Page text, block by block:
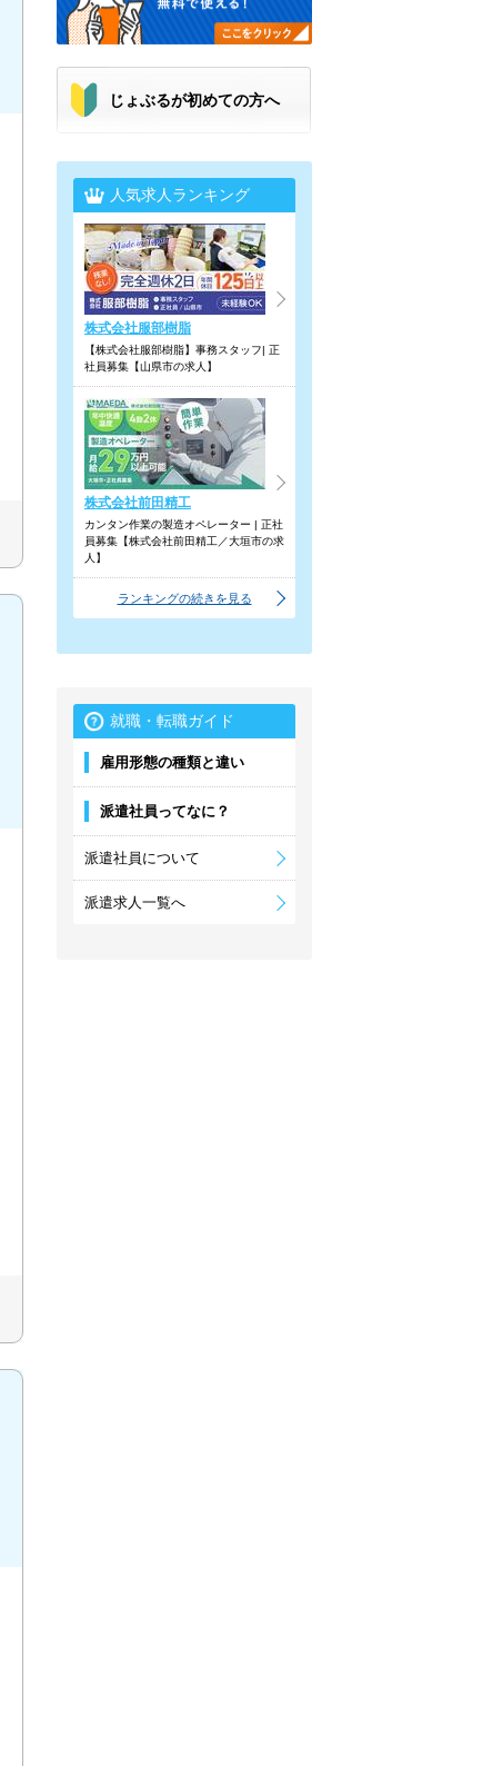
じょぶるが初めての方へ
人気求人ランキング
株式会社服部樹脂
【株式会社服部樹脂】事務スタッフ| 正
社員募集【山県市の求人】
株式会社前田精工
カンタン作業の製造オペレーター | 正社
員募集【株式会社前田精工／大垣市の求
人】
ランキングの続きを見る
就職・転職ガイド
雇用形態の種類と違い
派遣社員ってなに？
派遣社員について
派遣求人一覧へ